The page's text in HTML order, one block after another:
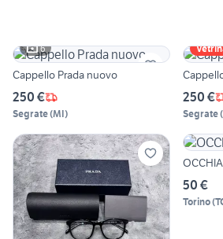
6
Cappello Prada nuovo
250 €
Segrate(MI)
250 €
Segrate(
50 €
Torino(